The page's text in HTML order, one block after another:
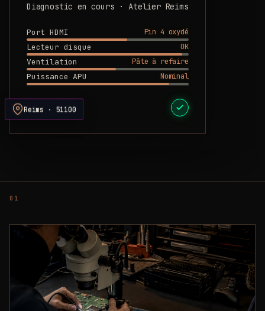
Diagnostic en cours · Atelier Reims
Port HDMI
Pin 4 oxydé
Lecteur disque
OK
Ventilation
Pâte à refaire
Puissance APU
Nominal
DEVIS PRÊT
Reims · 51100